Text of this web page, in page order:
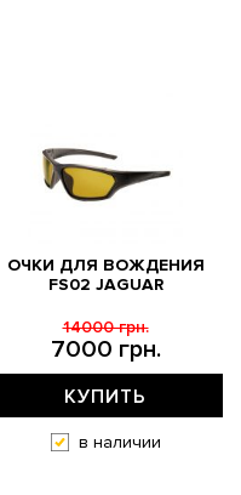
ОЧКИ ДЛЯ ВОЖДЕНИЯ
FS02 JAGUAR
7000 грн.
14000 грн.
КУПИТЬ
в наличии